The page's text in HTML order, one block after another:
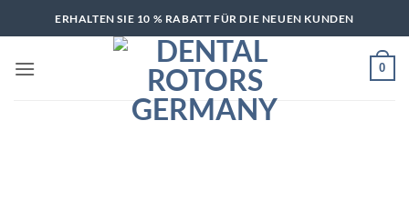
Inhalt
ERHALTEN SIE 10 % RABATT FÜR DIE NEUEN KUNDEN
0